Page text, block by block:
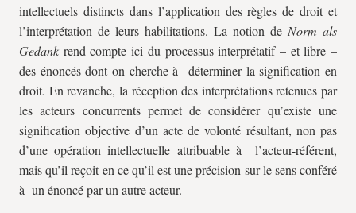
intellectuels distincts dans l’application des règles de droit et
l’interprétation de leurs habilitations. La notion de Norm als
Gedank rend compte ici du processus interprétatif – et libre –
des énoncés dont on cherche à déterminer la signification en
droit. En revanche, la réception des interprétations retenues par
les acteurs concurrents permet de considérer qu’existe une
signification objective d’un acte de volonté résultant, non pas
d’une opération intellectuelle attribuable à l’acteur-référent,
mais qu’il reçoit en ce qu’il est une précision sur le sens conféré
à un énoncé par un autre acteur.